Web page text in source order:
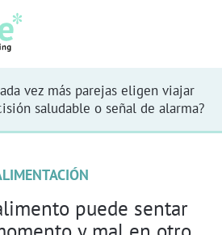
vez más parejas eligen viajar
saludable o señal de alarma?
puede sentar